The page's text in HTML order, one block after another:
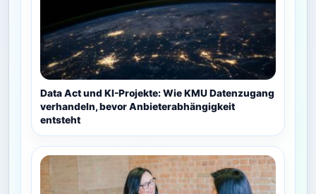
Data Act und KI-Projekte: Wie KMU Datenzugang
verhandeln, bevor Anbieterabhängigkeit
entsteht